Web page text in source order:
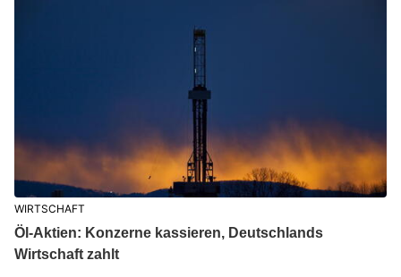
WIRTSCHAFT
Öl-Aktien: Konzerne kassieren, Deutschlands
Wirtschaft zahlt